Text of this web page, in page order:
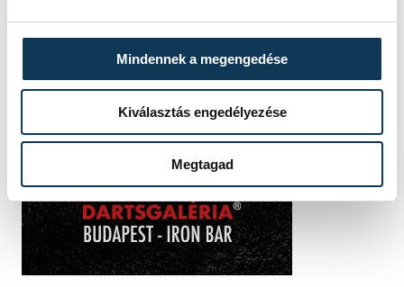
Mindennek a megengedése
Kiválasztás engedélyezése
Megtagad